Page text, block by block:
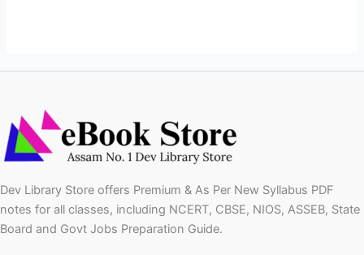
Dev Library Store offers Premium & As Per New Syllabus PDF
notes for all classes, including NCERT, CBSE, NIOS, ASSEB, State
Board and Govt Jobs Preparation Guide.